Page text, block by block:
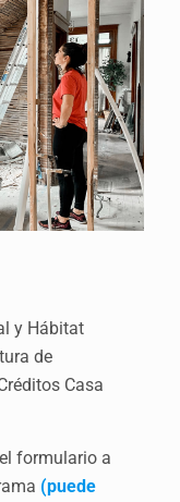
y Hábitat
de
Casa
formulario a
(puede